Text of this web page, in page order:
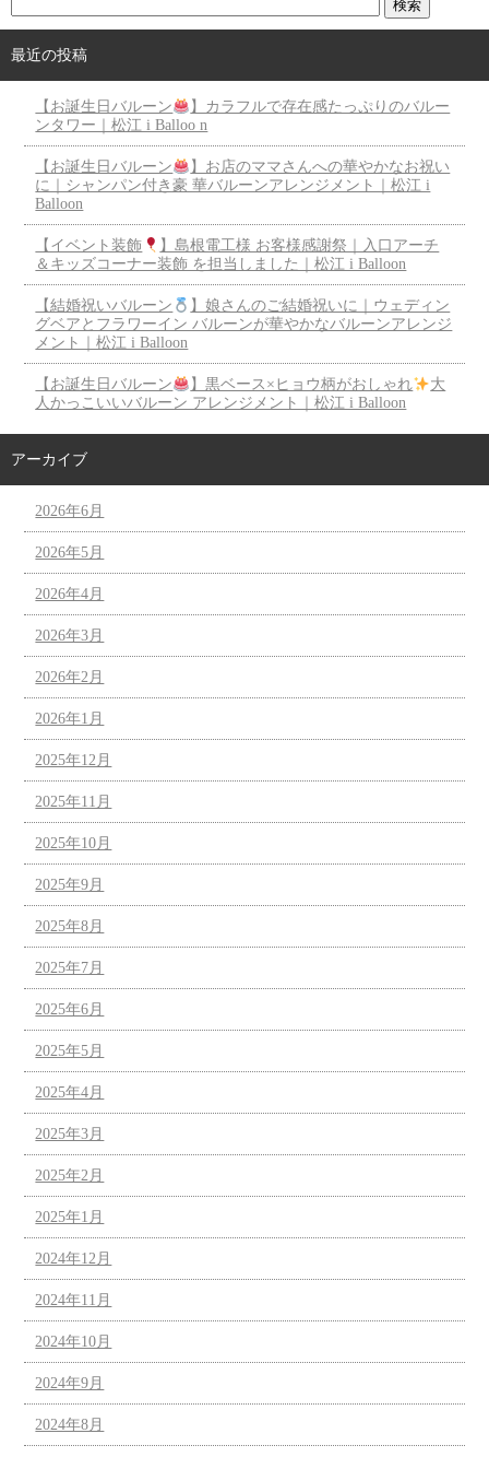
最近の投稿
【お誕生日バルーン
】カラフルで存在感たっぷりのバルー
ンタワー｜松江 i Balloo n
【お誕生日バルーン
】お店のママさんへの華やかなお祝い
に｜シャンパン付き豪 華バルーンアレンジメント｜松江 i
Balloon
【イベント装飾
】島根電工様 お客様感謝祭｜入口アーチ
＆キッズコーナー装飾 を担当しました｜松江 i Balloon
【結婚祝いバルーン
】娘さんのご結婚祝いに｜ウェディン
グベアとフラワーイン バルーンが華やかなバルーンアレンジ
メント｜松江 i Balloon
【お誕生日バルーン 】黒ベース×ヒョウ柄がおしゃれ
大
人かっこいいバルーン アレンジメント｜松江 i Balloon
アーカイブ
2026年6月
2026年5月
2026年4月
2026年3月
2026年2月
2026年1月
2025年12月
2025年11月
2025年10月
2025年9月
2025年8月
2025年7月
2025年6月
2025年5月
2025年4月
2025年3月
2025年2月
2025年1月
2024年12月
2024年11月
2024年10月
2024年9月
2024年8月